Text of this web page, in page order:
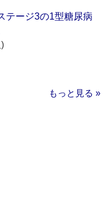
テージ3の1型糖尿病
もっと見る »